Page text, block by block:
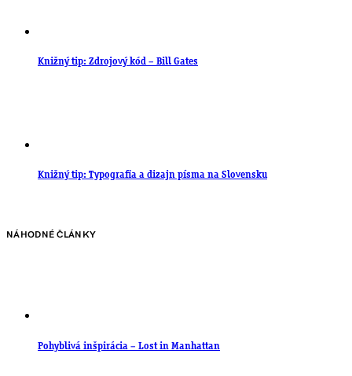
Knižný tip: Zdrojový kód – Bill Gates
Knižný tip: Typografia a dizajn písma na Slovensku
NÁHODNÉ ČLÁNKY
Pohyblivá inšpirácia – Lost in Manhattan